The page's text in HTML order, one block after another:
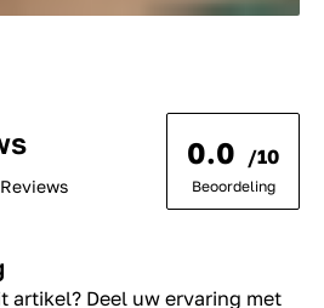
0.0 /10
Beoordeling
artikel? Deel uw ervaring met